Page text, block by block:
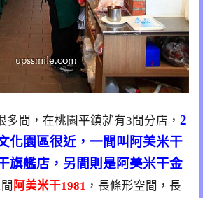
多間，在桃園平鎮就有3間分店， 2
化園區很近，一間叫阿美米干
旗艦店，另間則是阿美米干金
阿美米干1981 ，長條形空間，長